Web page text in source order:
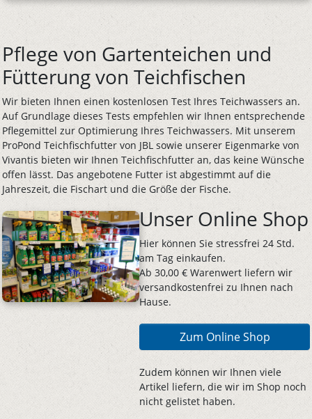
Pflege von Gartenteichen und
Fütterung von Teichfischen
Wir bieten Ihnen einen kostenlosen Test Ihres Teichwassers an.
Auf Grundlage dieses Tests empfehlen wir Ihnen entsprechende
Pflegemittel zur Optimierung Ihres Teichwassers. Mit unserem
ProPond Teichfischfutter von JBL sowie unserer Eigenmarke von
Vivantis bieten wir Ihnen Teichfischfutter an, das keine Wünsche
offen lässt. Das angebotene Futter ist abgestimmt auf die
Jahreszeit, die Fischart und die Größe der Fische.
Unser Online Shop
Hier können Sie stressfrei 24 Std.
am Tag einkaufen.
Ab 30,00 € Warenwert liefern wir
versandkostenfrei zu Ihnen nach
Hause.
Zum Online Shop
Zudem können wir Ihnen viele
Artikel liefern, die wir im Shop noch
nicht gelistet haben.